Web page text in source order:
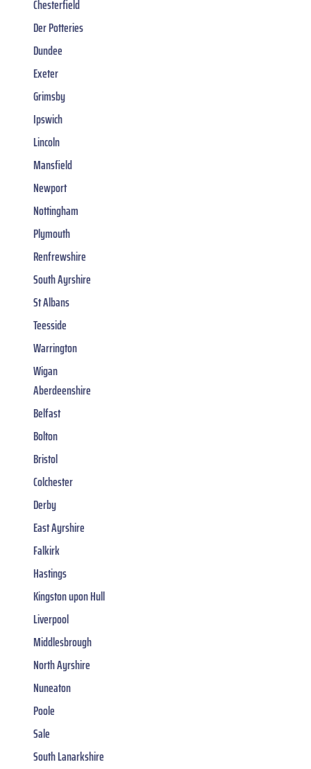
Chesterfield
Der Potteries
Dundee
Exeter
Grimsby
Ipswich
Lincoln
Mansfield
Newport
Nottingham
Plymouth
Renfrewshire
South Ayrshire
St Albans
Teesside
Warrington
Wigan
Aberdeenshire
Belfast
Bolton
Bristol
Colchester
Derby
East Ayrshire
Falkirk
Hastings
Kingston upon Hull
Liverpool
Middlesbrough
North Ayrshire
Nuneaton
Poole
Sale
South Lanarkshire